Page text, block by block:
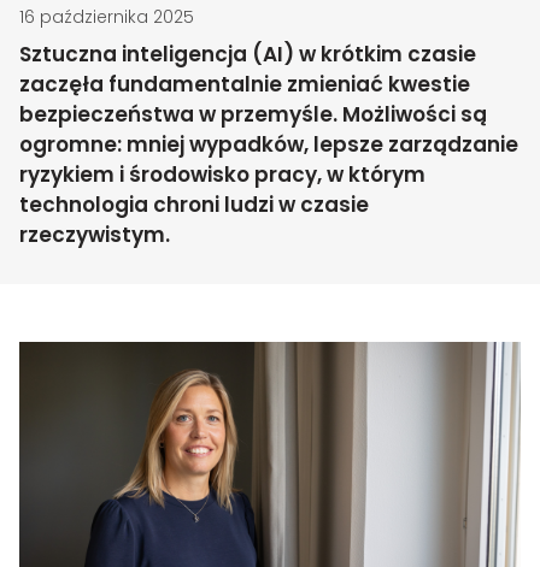
16 października 2025
Sztuczna inteligencja (AI) w krótkim czasie
zaczęła fundamentalnie zmieniać kwestie
bezpieczeństwa w przemyśle. Możliwości są
ogromne: mniej wypadków, lepsze zarządzanie
ryzykiem i środowisko pracy, w którym
technologia chroni ludzi w czasie
rzeczywistym.